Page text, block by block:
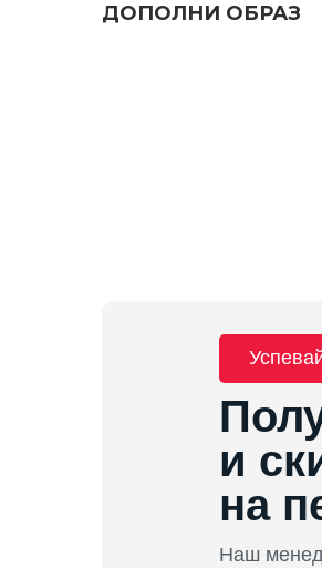
ДОПОЛНИ ОБРАЗ
Наш
и
на